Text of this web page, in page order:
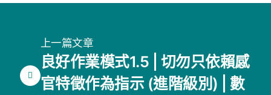
上一篇文章
良好作業模式1.5 | 切勿只依賴感
官特徵作為指示 (進階級別) | 數